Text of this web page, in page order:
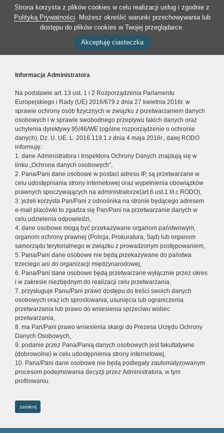
Strona korzysta z plików cookies w celu realizacji usług i zgodnie z
Polityką Prywatności. Możesz określić warunki przechowywania lub
dostępu do plików cookies w Twojej przeglądarce.
Akceptuję ciasteczka
Informacja Administratora
Na podstawie art. 13 ust. 1 i 2 Rozporządzenia Parlamentu
Europejskiego i Rady (UE) 2016/679 z dnia 27 kwietnia 2016r. w
sprawie ochrony osób fizycznych w związku z przetwarzaniem danych
osobowych i w sprawie swobodnego przepływu takich danych oraz
uchylenia dyrektywy 95/46/WE (ogólne rozporządzenie o ochronie
danych), Dz. U. UE. L. 2016.119.1 z dnia 4 maja 2016r., dalej RODO
informuję:
1. dane Administratora i Inspektora Ochrony Danych znajdują się w
linku „Ochrona danych osobowych”,
2. Pana/Pani dane osobowe w postaci adresu IP, są przetwarzane w
celu udostępniania strony internetowej oraz wypełnienia obowiązków
prawnych spoczywających na administratorze(art.6 ust.1 lit.c RODO),
3. jeżeli korzysta Pan/Pani z odnośnika na stronie będącego adresem
e-mail placówki to zgadza się Pan/Pani na przetwarzanie danych w
celu udzielenia odpowiedzi,
4. dane osobowe mogą być przekazywane organom państwowym,
organom ochrony prawnej (Policja, Prokuratura, Sąd) lub organom
samorządu terytorialnego w związku z prowadzonym postępowaniem,
5. Pana/Pani dane osobowe nie będą przekazywane do państwa
trzeciego ani do organizacji międzynarodowej,
6. Pana/Pani dane osobowe będą przetwarzane wyłącznie przez okres
i w zakresie niezbędnym do realizacji celu przetwarzania,
7. przysługuje Panu/Pani prawo dostępu do treści swoich danych
osobowych oraz ich sprostowania, usunięcia lub ograniczenia
przetwarzania lub prawo do wniesienia sprzeciwu wobec
przetwarzania,
8. ma Pan/Pani prawo wniesienia skargi do Prezesa Urzędu Ochrony
Danych Osobowych,
9. podanie przez Pana/Panią danych osobowych jest fakultatywne
(dobrowolne) w celu udostępnienia strony internetowej,
10. Pana/Pani dane osobowe nie będą podlegały zautomatyzowanym
procesom podejmowania decyzji przez Administratora, w tym
profilowaniu.
zamknij